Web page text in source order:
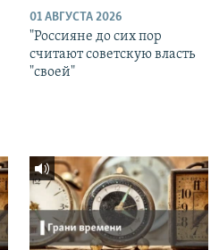
01 АВГУСТА 2026
"Россияне до сих пор
считают советскую власть
"своей"